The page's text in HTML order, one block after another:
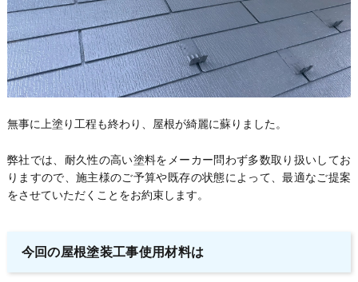
無事に上塗り工程も終わり、屋根が綺麗に蘇りました。
弊社では、耐久性の高い塗料をメーカー問わず多数取り扱いしてお
りますので、施主様のご予算や既存の状態によって、最適なご提案
をさせていただくことをお約束します。
今回の屋根塗装工事使用材料は